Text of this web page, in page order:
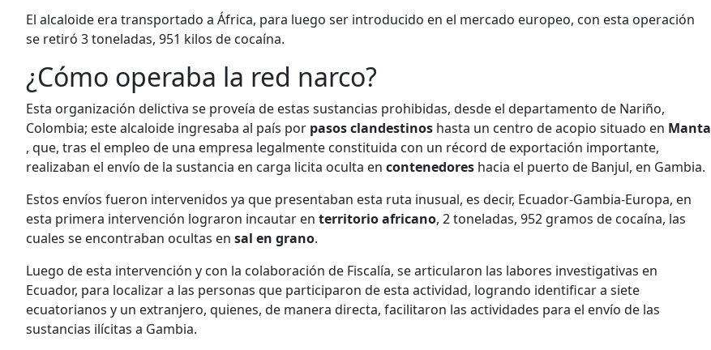
El alcaloide era transportado a África, para luego ser introducido en el mercado europeo, con esta operación
se retiró 3 toneladas, 951 kilos de cocaína.
¿Cómo operaba la red narco?
Esta organización delictiva se proveía de estas sustancias prohibidas, desde el departamento de Nariño,
Colombia; este alcaloide ingresaba al país por pasos clandestinos hasta un centro de acopio situado en Manta
, que, tras el empleo de una empresa legalmente constituida con un récord de exportación importante,
realizaban el envío de la sustancia en carga licita oculta en contenedores ​​​​​hacia el puerto de Banjul, en Gambia.
Estos envíos fueron intervenidos ya que presentaban esta ruta inusual, es decir, Ecuador-Gambia-Europa, en
esta primera intervención lograron incautar en territorio africano, 2 toneladas, 952 gramos de cocaína, las
cuales se encontraban ocultas en sal en grano.
Luego de esta intervención y con la colaboración de Fiscalía, se articularon las labores investigativas en
Ecuador, para localizar a las personas que participaron de esta actividad, logrando identificar a siete
ecuatorianos y un extranjero, quienes, de manera directa, facilitaron las actividades para el envío de las
sustancias ilícitas a Gambia.